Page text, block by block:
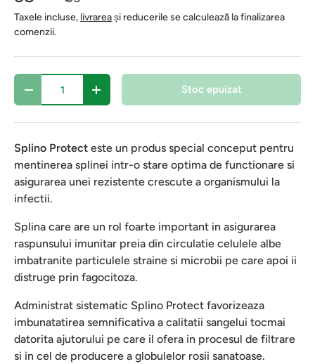
Taxele incluse, livrareași reducerile se calculează la finalizarea
comenzii.
Cantitate
- + Stoc epuizat
Splino Protect este un produs special conceput pentru
mentinerea splinei intr-o stare optima de functionare si
asigurarea unei rezistente crescute a organismului la
infectii.
Splina care are un rol foarte important in asigurarea
raspunsului imunitar preia din circulatie celulele albe
imbatranite particulele straine si microbii pe care apoi ii
distruge prin fagocitoza.
Administrat sistematic Splino Protect favorizeaza
imbunatatirea semnificativa a calitatii sangelui tocmai
datorita ajutorului pe care il ofera in procesul de filtrare
si in cel de producere a globulelor rosii sanatoase.